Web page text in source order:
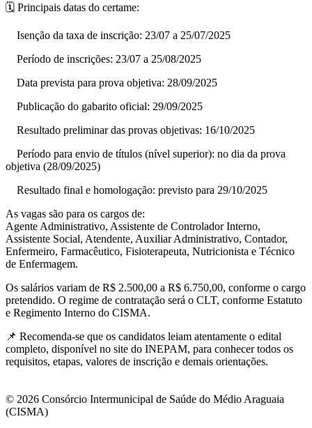
🗓 Principais datas do certame:
Isenção da taxa de inscrição: 23/07 a 25/07/2025
Período de inscrições: 23/07 a 25/08/2025
Data prevista para prova objetiva: 28/09/2025
Publicação do gabarito oficial: 29/09/2025
Resultado preliminar das provas objetivas: 16/10/2025
Período para envio de títulos (nível superior): no dia da prova
objetiva (28/09/2025)
Resultado final e homologação: previsto para 29/10/2025
As vagas são para os cargos de:
Agente Administrativo, Assistente de Controlador Interno,
Assistente Social, Atendente, Auxiliar Administrativo, Contador,
Enfermeiro, Farmacêutico, Fisioterapeuta, Nutricionista e Técnico
de Enfermagem.
Os salários variam de R$ 2.500,00 a R$ 6.750,00, conforme o cargo
pretendido. O regime de contratação será o CLT, conforme Estatuto
e Regimento Interno do CISMA.
📌 Recomenda-se que os candidatos leiam atentamente o edital
completo, disponível no site do INEPAM, para conhecer todos os
requisitos, etapas, valores de inscrição e demais orientações.
© 2026 Consórcio Intermunicipal de Saúde do Médio Araguaia
(CISMA)